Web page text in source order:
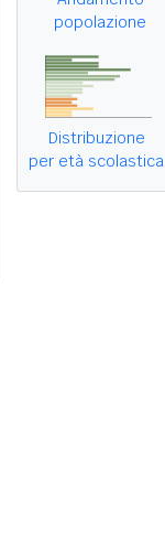
popolazione
Distribuzione
per età scolastica